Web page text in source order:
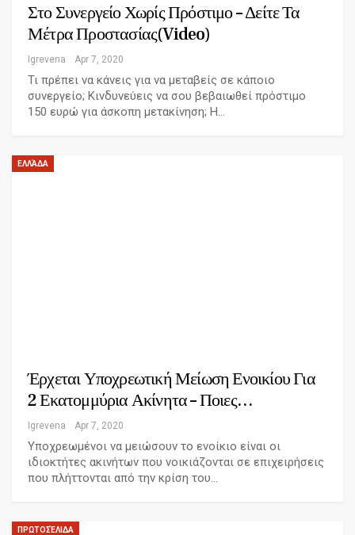
Στο Συνεργείο Χωρίς Πρόστιμο – Δείτε Τα
Μέτρα Προστασίας(Video)
Igrevena Apr 7, 2020
Τι πρέπει να κάνεις για να μεταβείς σε κάποιο
συνεργείο; Κινδυνεύεις να σου βεβαιωθεί πρόστιμο
150 ευρώ για άσκοπη μετακίνηση; Η…
ΕΛΛΆΔΑ
Έρχεται Υποχρεωτική Μείωση Ενοικίου Για
2 Εκατομμύρια Ακίνητα – Ποιες…
Igrevena Apr 7, 2020
Υποχρεωμένοι να μειώσουν το ενοίκιο είναι οι
ιδιοκτήτες ακινήτων που νοικιάζονται σε επιχειρήσεις
που πλήττονται από την κρίση του…
ΠΡΩΤΟΣΈΛΙΔΑ